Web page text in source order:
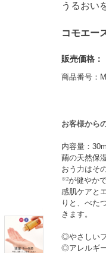
うるおい
コモエー
販売価格：
商品番号：
お客様から
内容量：
繭の天然保
おう力はそ
※2が健やか
感肌ケアと
りと、べた
きます。
◎やさしい
◎アレルギ